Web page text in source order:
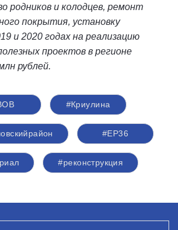
родников и колодцев, ремонт
покрытия, установку
и 2020 годах на реализацию
проектов в регионе
рублей.
#Криулина
#ЕР36
#реконструкция